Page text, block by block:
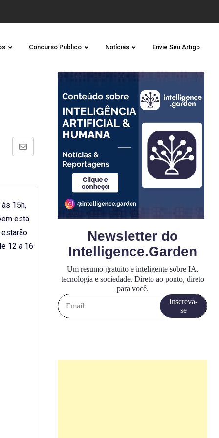
Concurso Público Notícias Envie Seu Artigo
Share
15h,
esta
12 a 16